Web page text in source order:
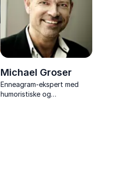
Michael Groser
Enneagram-ekspert med
humoristiske og